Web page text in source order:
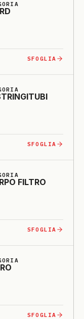
SFOGLIA
SFOGLIA
FILTRO
SFOGLIA
SFOGLIA